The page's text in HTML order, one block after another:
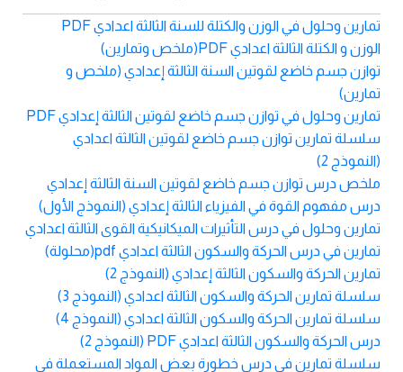
تمارين وحلول في الوزن والكتلة للسنة الثالثة اعدادي PDF
الوزن و الكتلة الثالثة اعدادي PDF(ملخص وتمارين)
توازن جسم خاضع لقوتين السنة الثالثة إعدادي (ملخص و
تمارين)
تمارين وحلول في توازن جسم خاضع لقوتين الثالثة إعدادي PDF
سلسلة تمارين توازن جسم خاضع لقوتين الثالثة اعدادي
(النموذج 2)
ملخص درس توازن جسم خاضع لقوتين السنة الثالثة إعدادي
درس مفهوم القوة في الفيزياء الثالثة إعدادي (النموذج الأول)
تمارين وحلول في درس التأثيرات الميكانيكية القوى الثالثة اعدادي
تمارين في درس الحركة والسكون الثالثة اعدادي pdf(محلولة)
تمارين الحركة والسكون الثالثة إعدادي (النموذج 2)
سلسلة تمارين الحركة والسكون الثالثة اعدادي (النموذج 3)
سلسلة تمارين الحركة والسكون الثالثة اعدادي (النموذج 4)
درس الحركة والسكون الثالثة اعدادي PDF (النموذج 2)
سلسلة تمارين في درس خطورة بعض المواد المستعملة في